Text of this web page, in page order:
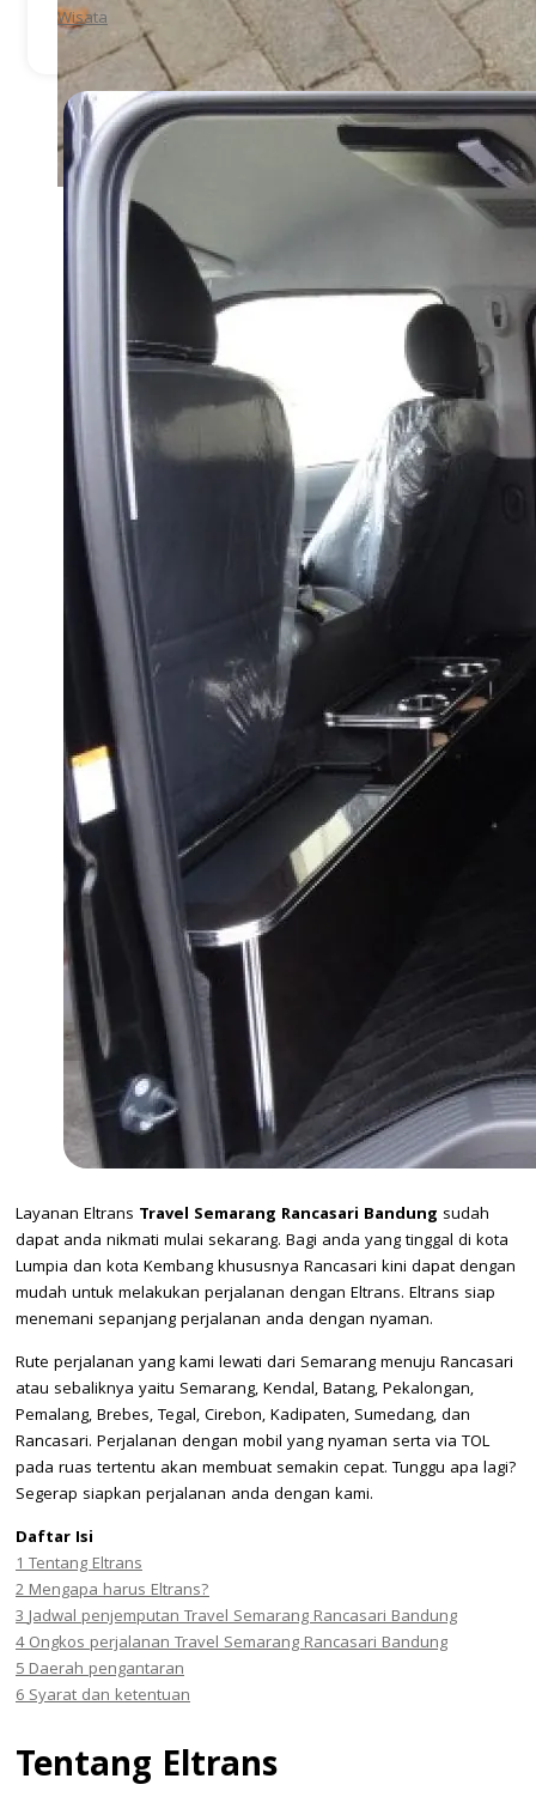
Wisata
Layanan Eltrans Travel Semarang Rancasari Bandung sudah
dapat anda nikmati mulai sekarang. Bagi anda yang tinggal di kota
Lumpia dan kota Kembang khususnya Rancasari kini dapat dengan
mudah untuk melakukan perjalanan dengan Eltrans. Eltrans siap
menemani sepanjang perjalanan anda dengan nyaman.
Rute perjalanan yang kami lewati dari Semarang menuju Rancasari
atau sebaliknya yaitu Semarang, Kendal, Batang, Pekalongan,
Pemalang, Brebes, Tegal, Cirebon, Kadipaten, Sumedang, dan
Rancasari. Perjalanan dengan mobil yang nyaman serta via TOL
pada ruas tertentu akan membuat semakin cepat. Tunggu apa lagi?
Segerap siapkan perjalanan anda dengan kami.
Daftar Isi
1Tentang Eltrans
2Mengapa harus Eltrans?
3Jadwal penjemputan Travel Semarang Rancasari Bandung
4Ongkos perjalanan Travel Semarang Rancasari Bandung
5Daerah pengantaran
6Syarat dan ketentuan
Tentang Eltrans